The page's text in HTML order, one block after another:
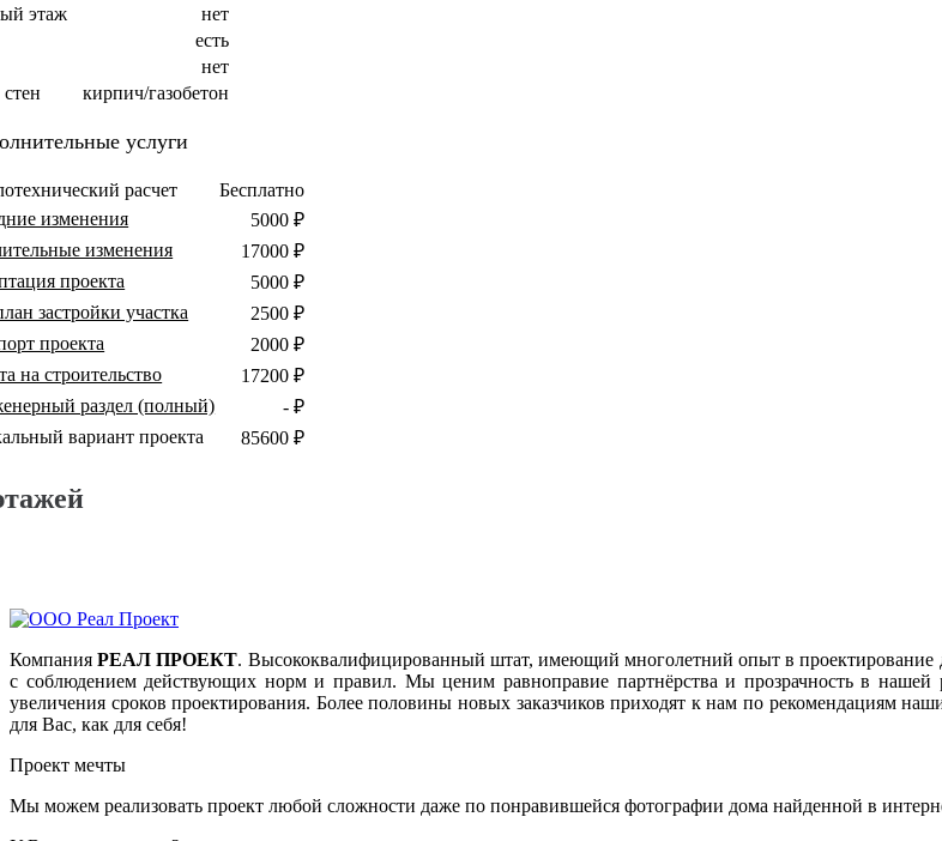
этаж
нет
есть
нет
кирпич/газобетон
услуги
расчет
Бесплатно
изменения
5000 ₽
изменения
17000 ₽
проекта
5000 ₽
застройки участка
2500 ₽
проекта
2000 ₽
на строительство
17200 ₽
раздел (полный)
- ₽
вариант проекта
85600 ₽
КомпанияРЕАЛ ПРОЕКТ. Высококвалифицированный штат, имеющий многолетний опыт в проектирование
с соблюдением действующих норм и правил. Мы ценим равноправие партнёрства и прозрачность в нашей
увеличения сроков проектирования. Более половины новых заказчиков приходят к нам по рекомендациям
для Вас, как для себя!
Проект мечты
Мы можем реализовать проект любой сложности даже по понравившейся фотографии дома найденной в